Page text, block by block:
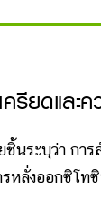
รียดและค
ะบุว่า การสั
หลั่งออกซิโท